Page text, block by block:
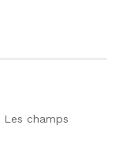
Les champs